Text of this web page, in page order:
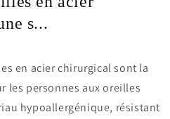
s...
en acier chirurgical sont la
les personnes aux oreilles
hypoallergénique, résistant